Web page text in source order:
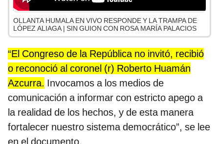
OLLANTA HUMALA EN VIVO RESPONDE Y LA TRAMPA DE
LÓPEZ ALIAGA | SIN GUION CON ROSA MARÍA PALACIOS
“El Congreso de la República no invitó, recibió
o reconoció al coronel (r) Roberto Huamán
Azcurra. Invocamos a los medios de
comunicación a informar con estricto apego a
la realidad de los hechos, y de esta manera
fortalecer nuestro sistema democrático”, se lee